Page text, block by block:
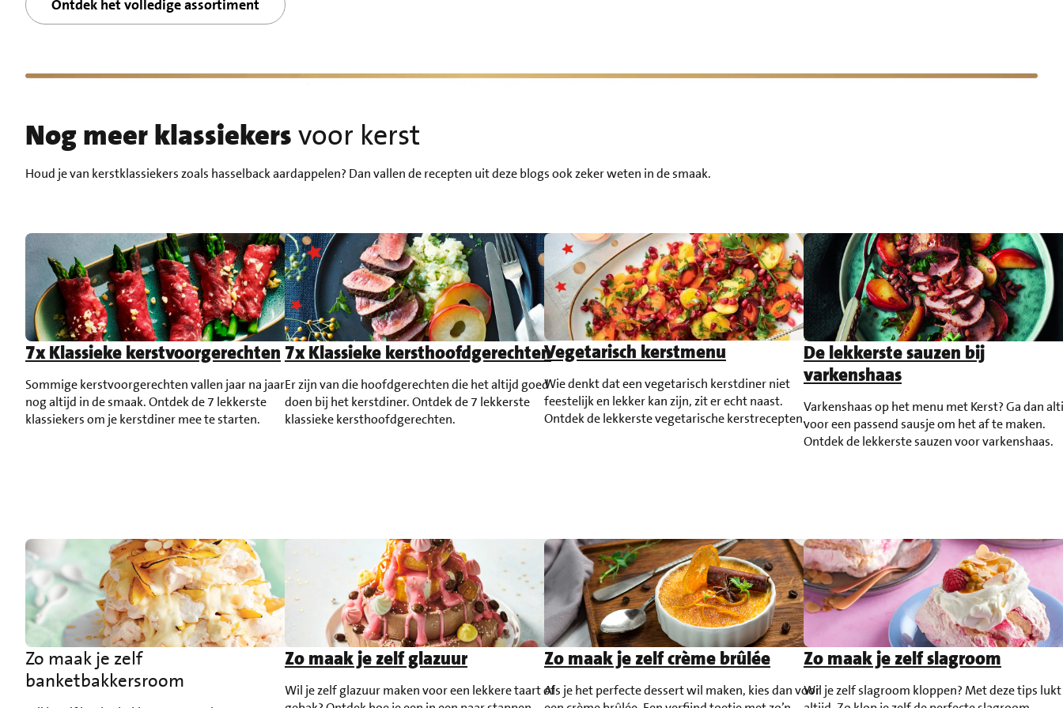
Ontdek het volledige assortiment
Nog meer klassiekersvoor kerst
Houd je van kerstklassiekers zoals hasselback aardappelen? Dan vallen de recepten uit deze blogs ook zeker weten in de smaak.
7x Klassieke kerstvoorgerechten
Sommige kerstvoorgerechten vallen jaar na jaar
nog altijd in de smaak. Ontdek de 7 lekkerste
klassiekers om je kerstdiner mee te starten.
7x Klassieke kersthoofdgerechten
Er zijn van die hoofdgerechten die het altijd goed
doen bij het kerstdiner. Ontdek de 7 lekkerste
klassieke kersthoofdgerechten.
Vegetarisch kerstmenu
Wie denkt dat een vegetarisch kerstdiner niet
feestelijk en lekker kan zijn, zit er echt naast.
Ontdek de lekkerste vegetarische kerstrecepten.
De lekkerste sauzen bij
varkenshaas
Varkenshaas op het menu met Kerst? Ga dan
voor een passend sausje om het af te maken.
Ontdek de lekkerste sauzen voor varkenshaas.
Zo maak je zelf
banketbakkersroom
Zo maak je zelf glazuur
Wil je zelf glazuur maken voor een lekkere taart of
Zo maak je zelf crème brûlée
Als je het perfecte dessert wil maken, kies dan voor
Zo maak je zelf slagroom
Wil je zelf slagroom kloppen? Met deze tips